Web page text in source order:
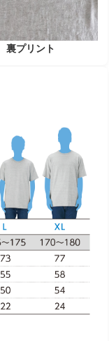
裏プリント